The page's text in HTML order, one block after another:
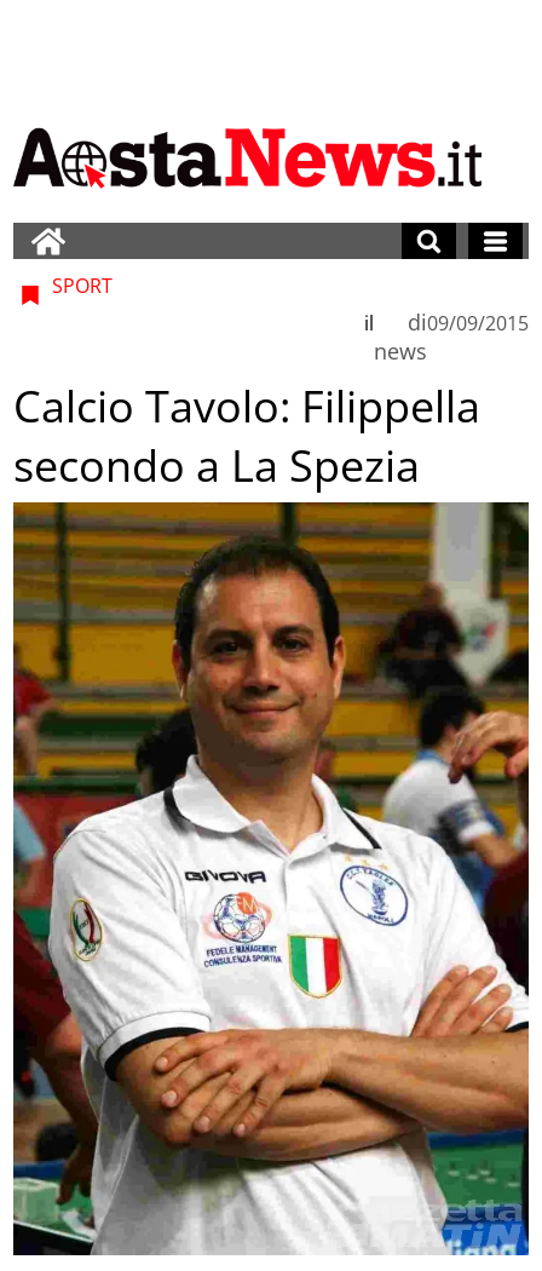
SPORT
di
news
il 09/09/2015
Calcio Tavolo: Filippella
secondo a La Spezia